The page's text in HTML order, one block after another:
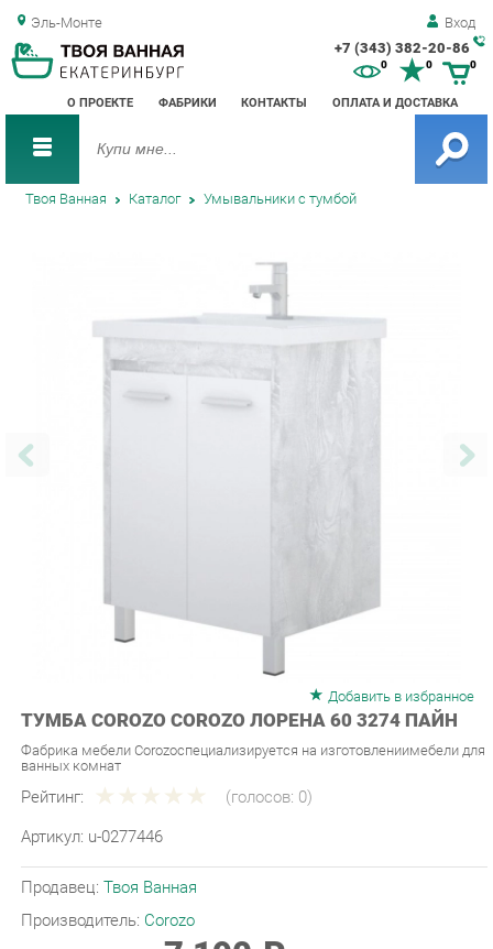
Эль-Монте Вход
+7 (343) 382-20-86
О ПРОЕКТЕ ФАБРИКИ КОНТАКТЫ ОПЛАТА И ДОСТАВКА
0 0
Твоя Ванная Каталог Умывальники с тумбой
ТУМБА COROZO COROZO ЛОРЕНА 60 3274 ПАЙН
Фабрика мебели Corozoспециализируется на изготовлениимебели для
Рейтинг: (голосов:
Артикул: u-0277446
Продавец:
Производитель: Corozo
Последняя цена: 7 190 ₽